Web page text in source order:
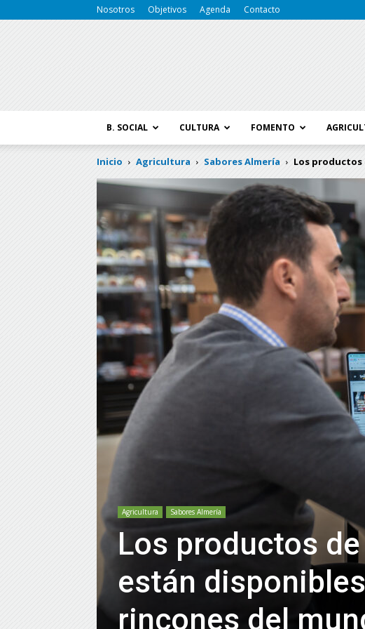
Nosotros Objetivos Agenda Contacto
B. SOCIAL CULTURA FOMENTO
Inicio Agricultura Sabores Almería Los productos
Agricultura Sabores Almería
Los productos de
están
rincones del